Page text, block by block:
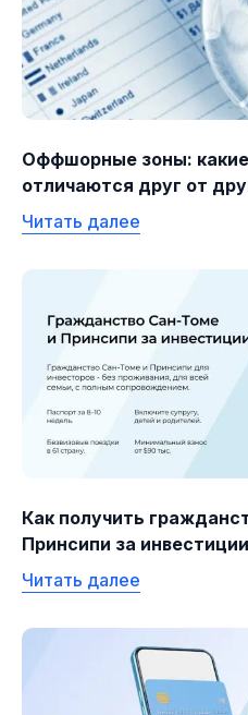
Оффшорные зоны:
отличаются друг от
Читать далее
Как получить
Принсипи за
Читать далее